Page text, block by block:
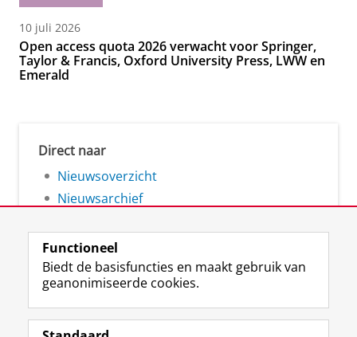
10 juli 2026
Open access quota 2026 verwacht voor Springer,
Taylor & Francis, Oxford University Press, LWW en
Emerald
Direct naar
Nieuwsoverzicht
Nieuwsarchief
Volg de RUG
F
a
L
i
R
S
I
n
Y
o
Functioneel
Biedt de basisfuncties en maakt gebruik van
geanonimiseerde cookies.